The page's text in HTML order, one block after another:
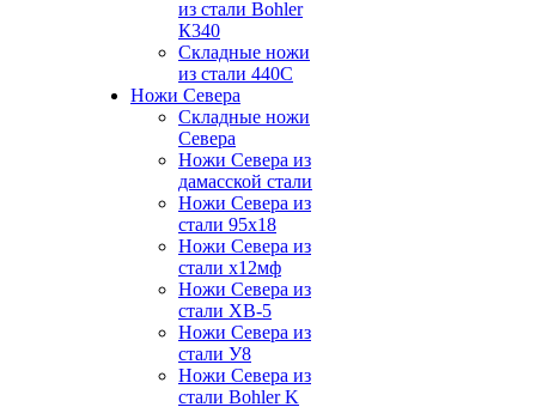
из стали Bohler
К340
Складные ножи
из стали 440С
Ножи Севера
Складные ножи
Севера
Ножи Севера из
дамасской стали
Ножи Севера из
стали 95х18
Ножи Севера из
стали х12мф
Ножи Севера из
стали ХВ-5
Ножи Севера из
стали У8
Ножи Севера из
стали Bohler K